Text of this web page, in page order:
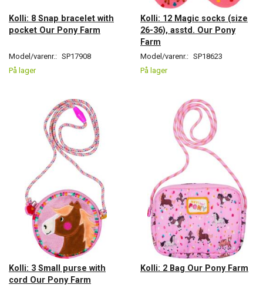
Kolli: 8 Snap bracelet with
pocket Our Pony Farm
Model/varenr.: SP17908
På lager
Kolli: 12 Magic socks (size
26-36), asstd. Our Pony
Farm
Model/varenr.: SP18623
På lager
Kolli: 3 Small purse with
cord Our Pony Farm
Kolli: 2 Bag Our Pony Farm